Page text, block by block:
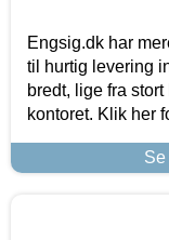
Engsig.dk har
til hurtig levering
bredt, lige fra
kontoret. Klik her